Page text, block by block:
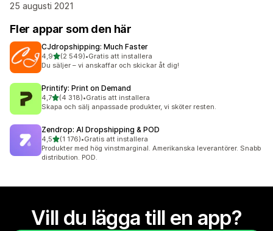
25 augusti 2021
Fler appar som den här
CJdropshipping: Much Faster
4,9av 5 stjärnor
(2 549)
2549 recensioner totalt
•Gratis att installera
Du säljer – vi anskaffar och skickar åt dig!
Printify: Print on Demand
4,7av 5 stjärnor
(4 318)
4318 recensioner totalt
•Gratis att installera
Skapa och sälj anpassade produkter, vi sköter resten.
Zendrop: AI Dropshipping & POD
4,5av 5 stjärnor
(1 176)
1176 recensioner totalt
•Gratis att installera
Produkter med hög vinstmarginal. Amerikanska leverantörer. Snabb
distribution. POD.
Vill du lägga till en app?